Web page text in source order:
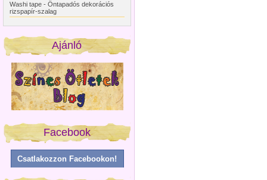
Washi tape - Öntapadós dekorációs
rizspapír-szalag
Ajánló
Facebook
Csatlakozzon Facebookon!